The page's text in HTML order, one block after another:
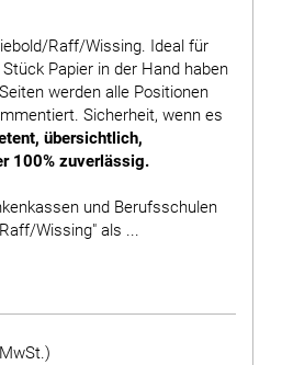
Raff/Wissing. Ideal für
Papier in der Hand haben
werden alle Positionen
Sicherheit, wenn es
übersichtlich,
100% zuverlässig.
und Berufsschulen
Wissing" als ...